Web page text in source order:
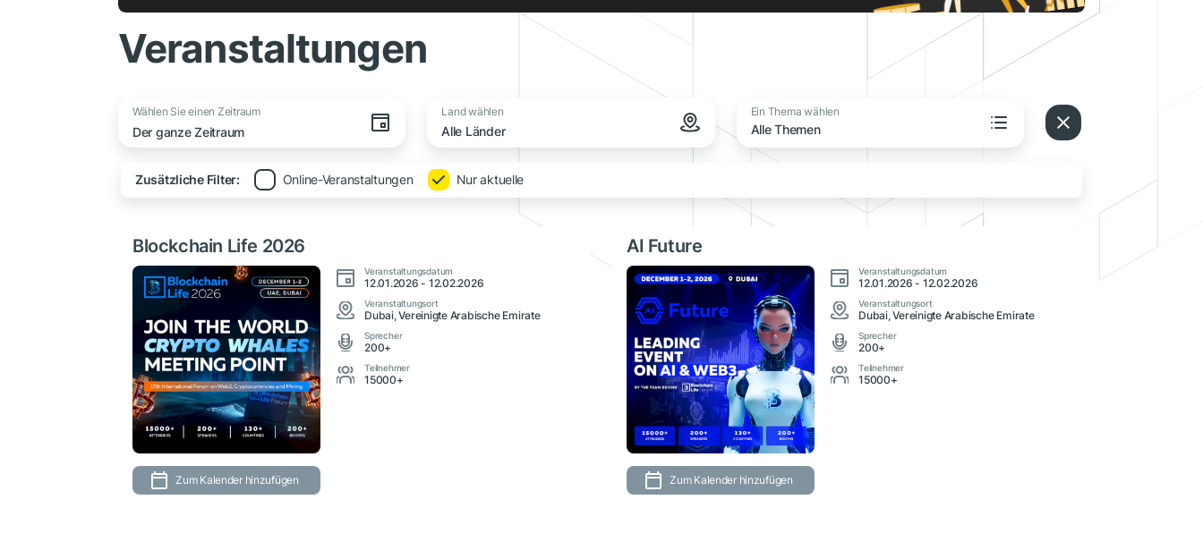
Veranstaltungen
Wählen Sie einen Zeitraum Land wählen
Alle Länder
Ein Thema wählen
Alle Themen
Zusätzliche Filter: Online-Veranstaltungen Nur aktuelle
Blockchain Life 2026
Veranstaltungsdatum
12.01.2026 - 12.02.2026
Veranstaltungsort
Dubai, Vereinigte Arabische Emirate
Sprecher
200+
Teilnehmer
15000+
Zum Kalender hinzufügen
AI Future
Veranstaltungsdatum
12.01.2026 - 12.02.2026
Veranstaltungsort
Dubai, Vereinigte Arabische Emirate
Sprecher
200+
Teilnehmer
15000+
Zum Kalender hinzufügen